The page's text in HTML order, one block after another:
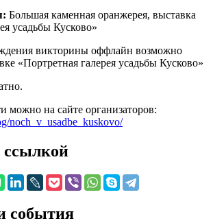
Большая каменная оранжерея, выставка
усадьбы Кусково»
викторины оффлайн возможно
«Портретная галерея усадьбы Кусково»
можно на сайте организаторов:
noch_v_usadbe_kuskovo/
ссылкой
события